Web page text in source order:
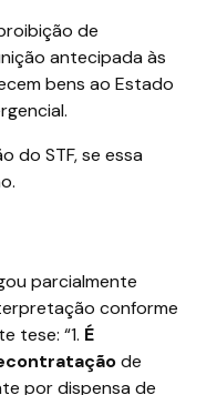
de
antecipada às
bens ao Estado
do STF, se essa
parcialmente
conforme
tese: “1. É
de
por dispensa de